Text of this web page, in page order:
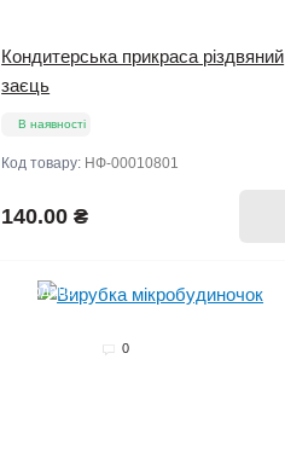
Кондитерська прикраса різдвяний
заєць
В наявності
Код товару: НФ-00010801
140.00 ₴
Продано
0